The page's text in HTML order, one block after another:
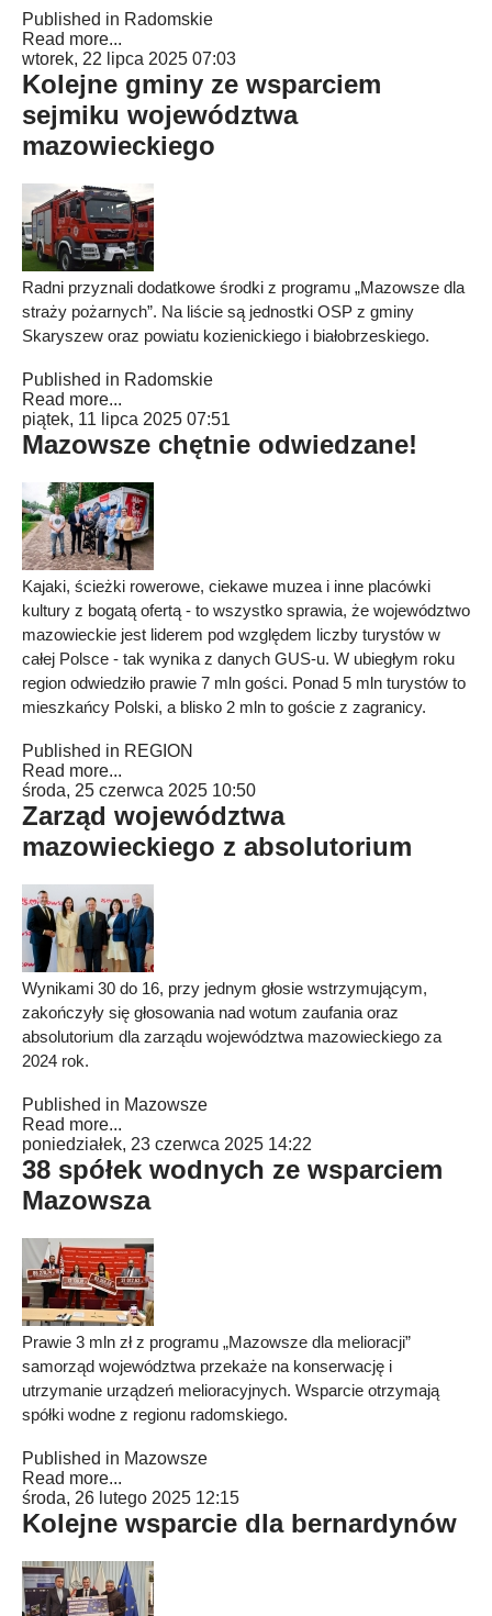
Published in Radomskie
Read more...
wtorek, 22 lipca 2025 07:03
Kolejne gminy ze wsparciem
sejmiku województwa
mazowieckiego
Radni przyznali dodatkowe środki z programu „Mazowsze dla
straży pożarnych”. Na liście są jednostki OSP z gminy
Skaryszew oraz powiatu kozienickiego i białobrzeskiego.
Published in Radomskie
Read more...
piątek, 11 lipca 2025 07:51
Mazowsze chętnie odwiedzane!
Kajaki, ścieżki rowerowe, ciekawe muzea i inne placówki
kultury z bogatą ofertą - to wszystko sprawia, że województwo
mazowieckie jest liderem pod względem liczby turystów w
całej Polsce - tak wynika z danych GUS-u. W ubiegłym roku
region odwiedziło prawie 7 mln gości. Ponad 5 mln turystów to
mieszkańcy Polski, a blisko 2 mln to goście z zagranicy.
Published in REGION
Read more...
środa, 25 czerwca 2025 10:50
Zarząd województwa
mazowieckiego z absolutorium
Wynikami 30 do 16, przy jednym głosie wstrzymującym,
zakończyły się głosowania nad wotum zaufania oraz
absolutorium dla zarządu województwa mazowieckiego za
2024 rok.
Published in Mazowsze
Read more...
poniedziałek, 23 czerwca 2025 14:22
38 spółek wodnych ze wsparciem
Mazowsza
Prawie 3 mln zł z programu „Mazowsze dla melioracji”
samorząd województwa przekaże na konserwację i
utrzymanie urządzeń melioracyjnych. Wsparcie otrzymają
spółki wodne z regionu radomskiego.
Published in Mazowsze
Read more...
środa, 26 lutego 2025 12:15
Kolejne wsparcie dla bernardynów